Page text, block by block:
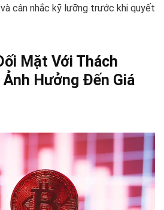
cân nhắc kỹ lưỡng trước khi quyết
Mặt Với Thách
Hưởng Đến Giá